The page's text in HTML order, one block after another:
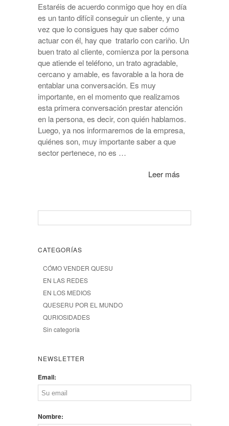
Estaréis de acuerdo conmigo que hoy en día
es un tanto difícil conseguir un cliente, y una
vez que lo consigues hay que saber cómo
actuar con él, hay que tratarlo con cariño. Un
buen trato al cliente, comienza por la persona
que atiende el teléfono, un trato agradable,
cercano y amable, es favorable a la hora de
entablar una conversación. Es muy
importante, en el momento que realizamos
esta primera conversación prestar atención
en la persona, es decir, con quién hablamos.
Luego, ya nos informaremos de la empresa,
quiénes son, muy importante saber a que
sector pertenece, no es …
Leer más
CATEGORÍAS
CÓMO VENDER QUESU
EN LAS REDES
EN LOS MEDIOS
QUESERU POR EL MUNDO
QURIOSIDADES
Sin categoría
NEWSLETTER
Email:
Nombre: